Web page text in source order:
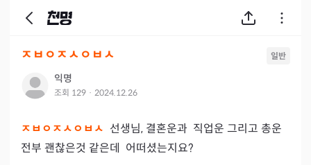
ㅈㅂㅇㅈㅅㅇㅂㅅ 일반
익명
조회 129 · 2024.12.26
ㅈㅂㅇㅈㅅㅇㅂㅅ 선생님, 결혼운과  직업운 그리고 총운
전부 괜찮은것 같은데  어떠셨는지요?